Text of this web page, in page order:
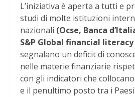
L’iniziativa è aperta a tutti e
studi di molte istituzioni
nazionali (Ocse, Banca
S&P Global financial
segnalano un deficit di
nelle materie finanziarie
con gli indicatori che
e il penultimo posto tra i Paesi